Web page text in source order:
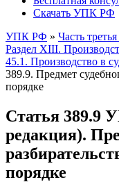
Скачать УПК РФ
УПК РФ » Часть
Раздел XIII.
45.1. Производство в
389.9. Предмет
порядке
Статья 389.9
редакция).
порядке